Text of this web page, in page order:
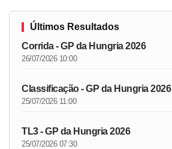
Últimos Resultados
Corrida - GP da Hungria 2026
26/07/2026 10:00
Classificação - GP da Hungria 2026
25/07/2026 11:00
TL3 - GP da Hungria 2026
25/07/2026 07:30